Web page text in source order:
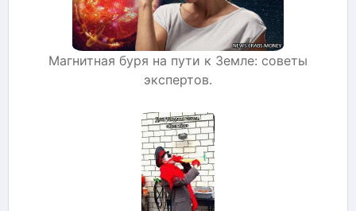
Магнитная буря на пути к Земле: советы
экспертов.